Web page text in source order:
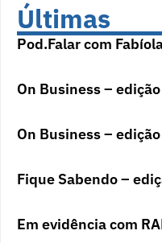
Últimas
Pod.Falar com
On Business –
On Business –
Fique Sabendo –
Em evidência com